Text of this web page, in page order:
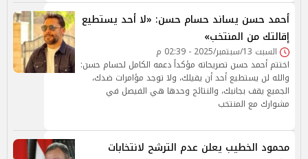
أحمد حسن يساند حسام حسن: «لا أحد يستطيع
إقالتك من المنتخب»
السبت 13/سبتمبر/2025 - 02:39 م
اختتم أحمد حسن تصريحاته مؤكداً دعمه الكامل لحسام حسن:
والله لن يستطيع أحد أن يقيلك، ولا توجد مؤامرات ضدك،
الجميع يقف بجانبك، والنتائج وحدها هي الفيصل في
مشوارك مع المنتخب
محمود الخطيب يعلن عدم الترشح لانتخابات